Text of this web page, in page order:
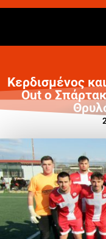
Κερδισμένος
Out ο